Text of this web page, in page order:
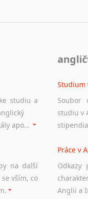
studiu a
jazyk, anglicky mluvící země, anglické portály apod. Rubrika obsahuje zejména komplexní a maximálně kvalitní stránky využitelné ke studiu angličtiny.
na další
vším, co
Studium
Soubor
studiu v
Práce v
Odkazy